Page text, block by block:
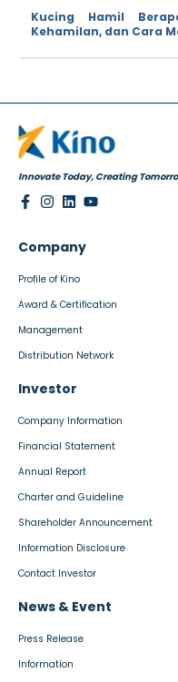
Kucing Hamil
Kehamilan, dan Cara
Innovate Today, Creating
Company
Profile of Kino
Award & Certification
Management
Distribution Network
Investor
Company Information
Financial Statement
Annual Report
Charter and Guideline
Shareholder Announcement
Information Disclosure
Contact Investor
News & Event
Press Release
Information